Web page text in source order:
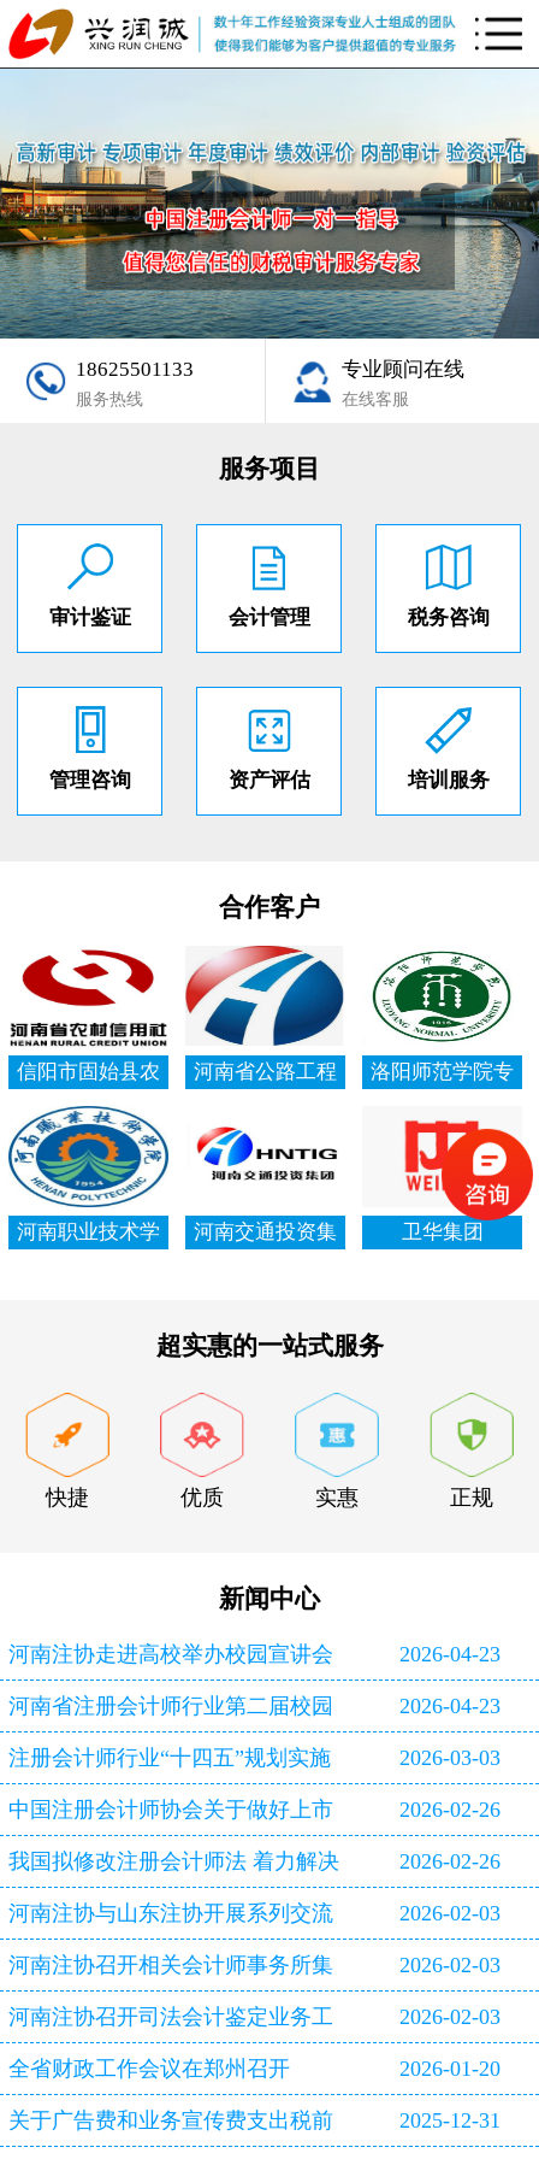
18625501133
服务热线
专业顾问在线
在线客服
服务项目
审计鉴证 会计管理 税务咨询
管理咨询 资产评估 培训服务
合作客户
信阳市固始县农
村信用社资产清
查审计
河南省公路工程
洛阳师范学院专
河南职业技术学
河南交通投资集
卫华集团
超实惠的一站式服务
快捷 优质 实惠 正规
新闻中心
河南注协走进高校举办校园宣讲会 2026-04-23
河南省注册会计师行业第二届校园
双选会即将启幕
2026-04-23
注册会计师行业“十四五”规划实施
评估报告
2026-03-03
中国注册会计师协会关于做好上市
公司2025年年报审计工作的通知
2026-02-26
我国拟修改注册会计师法 着力解决
审计造假等行业突出问题
2026-02-26
河南注协与山东注协开展系列交流
活动
2026-02-03
河南注协召开相关会计师事务所集
体约谈会
2026-02-03
河南注协召开司法会计鉴定业务工
作专题研讨会
2026-02-03
全省财政工作会议在郑州召开 2026-01-20
关于广告费和业务宣传费支出税前 2025-12-31